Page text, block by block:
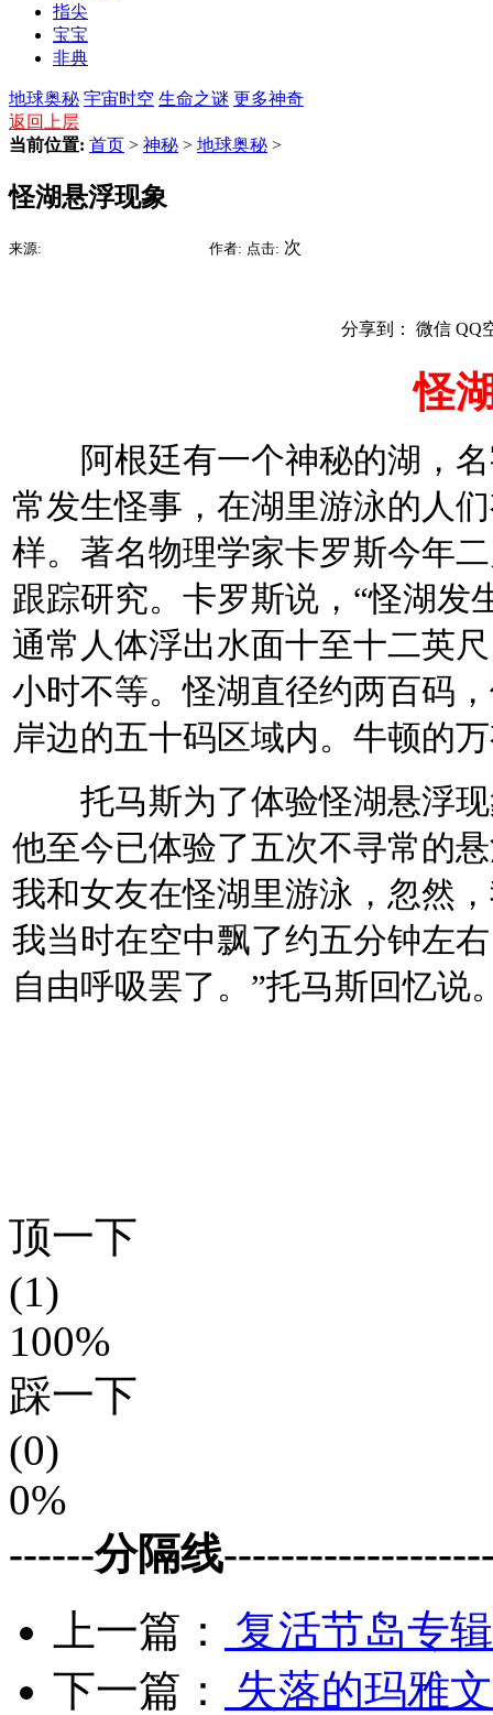
指尖
宝宝
非典
地球奥秘 宇宙时空 生命之谜 更多神奇
返回上层
当前位置: 首页 > 神秘 > 地球奥秘 >
怪湖悬浮现象
来源: 作者: 点击: 次
分享到： 微信 QQ
怪
阿根廷有一个神秘的湖，名
常发生怪事，在湖里游泳的人
样。著名物理学家卡罗斯今年
跟踪研究。卡罗斯说，“怪湖发
通常人体浮出水面十至十二英
小时不等。怪湖直径约两百码
岸边的五十码区域内。牛顿的
托马斯为了体验怪湖悬浮现
他至今已体验了五次不寻常的
我和女友在怪湖里游泳，忽然
我当时在空中飘了约五分钟左
自由呼吸罢了。”托马斯回忆说
顶一下
(1)
100%
踩一下
(0)
0%
------分隔线
上一篇：
复活节岛专
下一篇：
失落的玛雅